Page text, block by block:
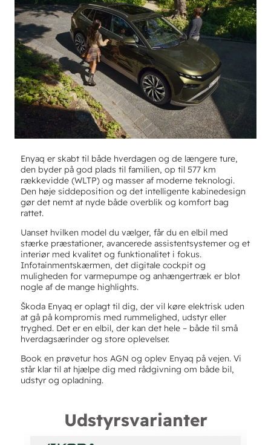
Enyaq er skabt til både hverdagen og de længere ture,
den byder på god plads til familien, op til 577 km
rækkevidde (WLTP) og masser af moderne teknologi.
Den høje siddeposition og det intelligente kabinedesign
gør det nemt at nyde både overblik og komfort bag
rattet.
Uanset hvilken model du vælger, får du en elbil med
stærke præstationer, avancerede assistentsystemer og et
interiør med kvalitet og funktionalitet i fokus.
Infotainmentskærmen, det digitale cockpit og
muligheden for varmepumpe og anhængertræk er blot
nogle af de mange highlights.
Škoda Enyaq er oplagt til dig, der vil køre elektrisk uden
at gå på kompromis med rummelighed, udstyr eller
tryghed. Det er en elbil, der kan det hele – både til små
hverdagsærinder og store oplevelser.
Book en prøvetur hos AGN og oplev Enyaq på vejen. Vi
står klar til at hjælpe dig med rådgivning om både bil,
udstyr og opladning.
Udstyrsvarianter